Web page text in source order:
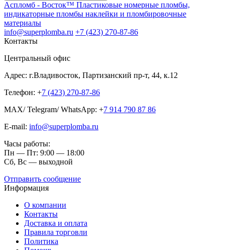
Аспломб - Восток™ Пластиковые номерные пломбы,
индикаторные пломбы наклейки и пломбировочные
материалы
info@superplomba.ru +7 (423) 270-87-86
Контакты
Центральный офис
Адрес: г.Владивосток, Партизанский пр-т, 44, к.12
Телефон: +7 (423) 270-87-86
MAX/ Telegram/ WhatsApp: +7 914 790 87 86
E-mail: info@superplomba.ru
Часы работы:
Пн — Пт: 9:00 — 18:00
Сб, Вc — выходной
Отправить сообщение
Информация
О компании
Контакты
Доставка и оплата
Правила торговли
Политика